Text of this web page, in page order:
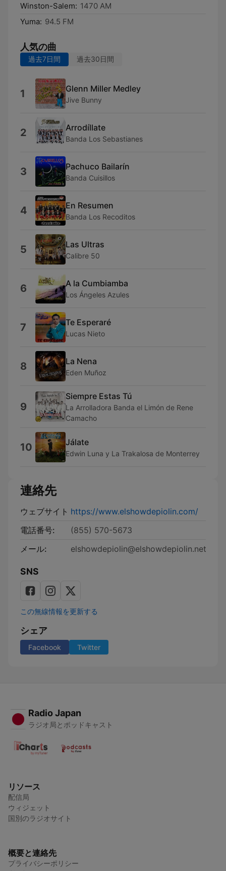
Winston-Salem: 1470 AM
Yuma: 94.5 FM
人気の曲
過去7日間 過去30日間
1 Glenn Miller Medley
Jive Bunny
2 Arrodíllate
Banda Los Sebastianes
3 Pachuco Bailarín
Banda Cuisillos
4 En Resumen
Banda Los Recoditos
5 Las Ultras
Calibre 50
6 A la Cumbiamba
Los Ángeles Azules
7 Te Esperaré
Lucas Nieto
8 La Nena
Eden Muñoz
9
Siempre Estas Tú
La Arrolladora Banda el Limón de Rene
Camacho
10 Jálate
Edwin Luna y La Trakalosa de Monterrey
連絡先
ウェブサイト https://www.elshowdepiolin.com/
電話番号:
(855) 570-5673
メール:
elshowdepiolin@elshowdepiolin.net
SNS
この無線情報を更新する
シェア
Facebook Twitter
Radio Japan
ラジオ局とポッドキャスト
リソース
配信局
ウィジェット
国別のラジオサイト
概要と連絡先
プライバシーポリシー